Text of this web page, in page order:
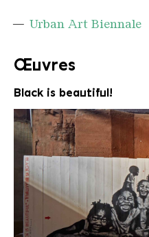
Urban Art Biennale
Œuvres
Black is beautiful!